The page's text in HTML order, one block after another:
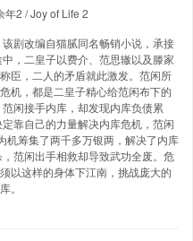
年2 / Joy of Life 2
该剧改编自猫腻同名畅销小说，承接
，二皇子以费介、范思辙以及滕家
臣，二人的矛盾就此激发。范闲所
机，都是二皇子精心给范闲布下的
闲接手内库，却发现内库负债累
靠自己的力量解决内库危机，范闲
机筹集了两千多万银两，解决了内库
范闲出手相救却导致武功全废。危
以这样的身体下江南，挑战庞大的
。